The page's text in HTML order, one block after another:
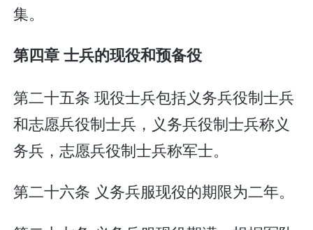
集。
第四章 士兵的现役和预备役
第二十五条 现役士兵包括义务兵役制士兵
和志愿兵役制士兵，义务兵役制士兵称义
务兵，志愿兵役制士兵称军士。
第二十六条 义务兵服现役的期限为二年。